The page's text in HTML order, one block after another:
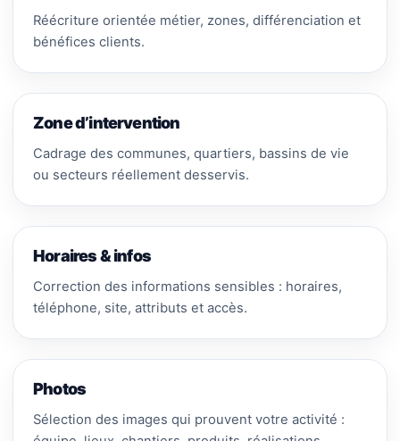
Réécriture orientée métier, zones, différenciation et
bénéfices clients.
Zone d’intervention
Cadrage des communes, quartiers, bassins de vie
ou secteurs réellement desservis.
Horaires & infos
Correction des informations sensibles : horaires,
téléphone, site, attributs et accès.
Photos
Sélection des images qui prouvent votre activité :